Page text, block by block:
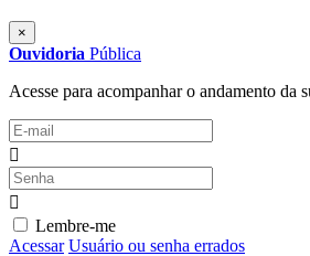
×
Ouvidoria Pública
Acesse para acompanhar o andamento da
Lembre-me
Acessar Usuário ou senha errados